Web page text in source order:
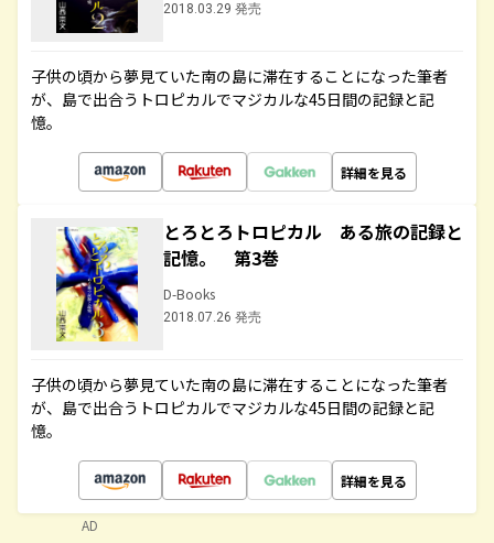
2018.03.29 発売
子供の頃から夢見ていた南の島に滞在することになった筆者
が、島で出合うトロピカルでマジカルな45日間の記録と記
憶。
詳細を見る
とろとろトロピカル ある旅の記録と
記憶。 第3巻
D-Books
2018.07.26 発売
子供の頃から夢見ていた南の島に滞在することになった筆者
が、島で出合うトロピカルでマジカルな45日間の記録と記
憶。
詳細を見る
AD